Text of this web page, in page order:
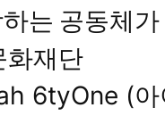
는 공동체
화재단
6tyOne (